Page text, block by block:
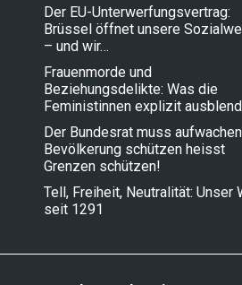
Der EU-Unterwerfungsvertrag:
Brüssel öffnet unsere
– und wir…
Frauenmorde und
Beziehungsdelikte: Was die
Feministinnen explizit
Der Bundesrat muss
Bevölkerung schützen heisst
Grenzen schützen!
Tell, Freiheit, Neutralität: Unser
seit 1291